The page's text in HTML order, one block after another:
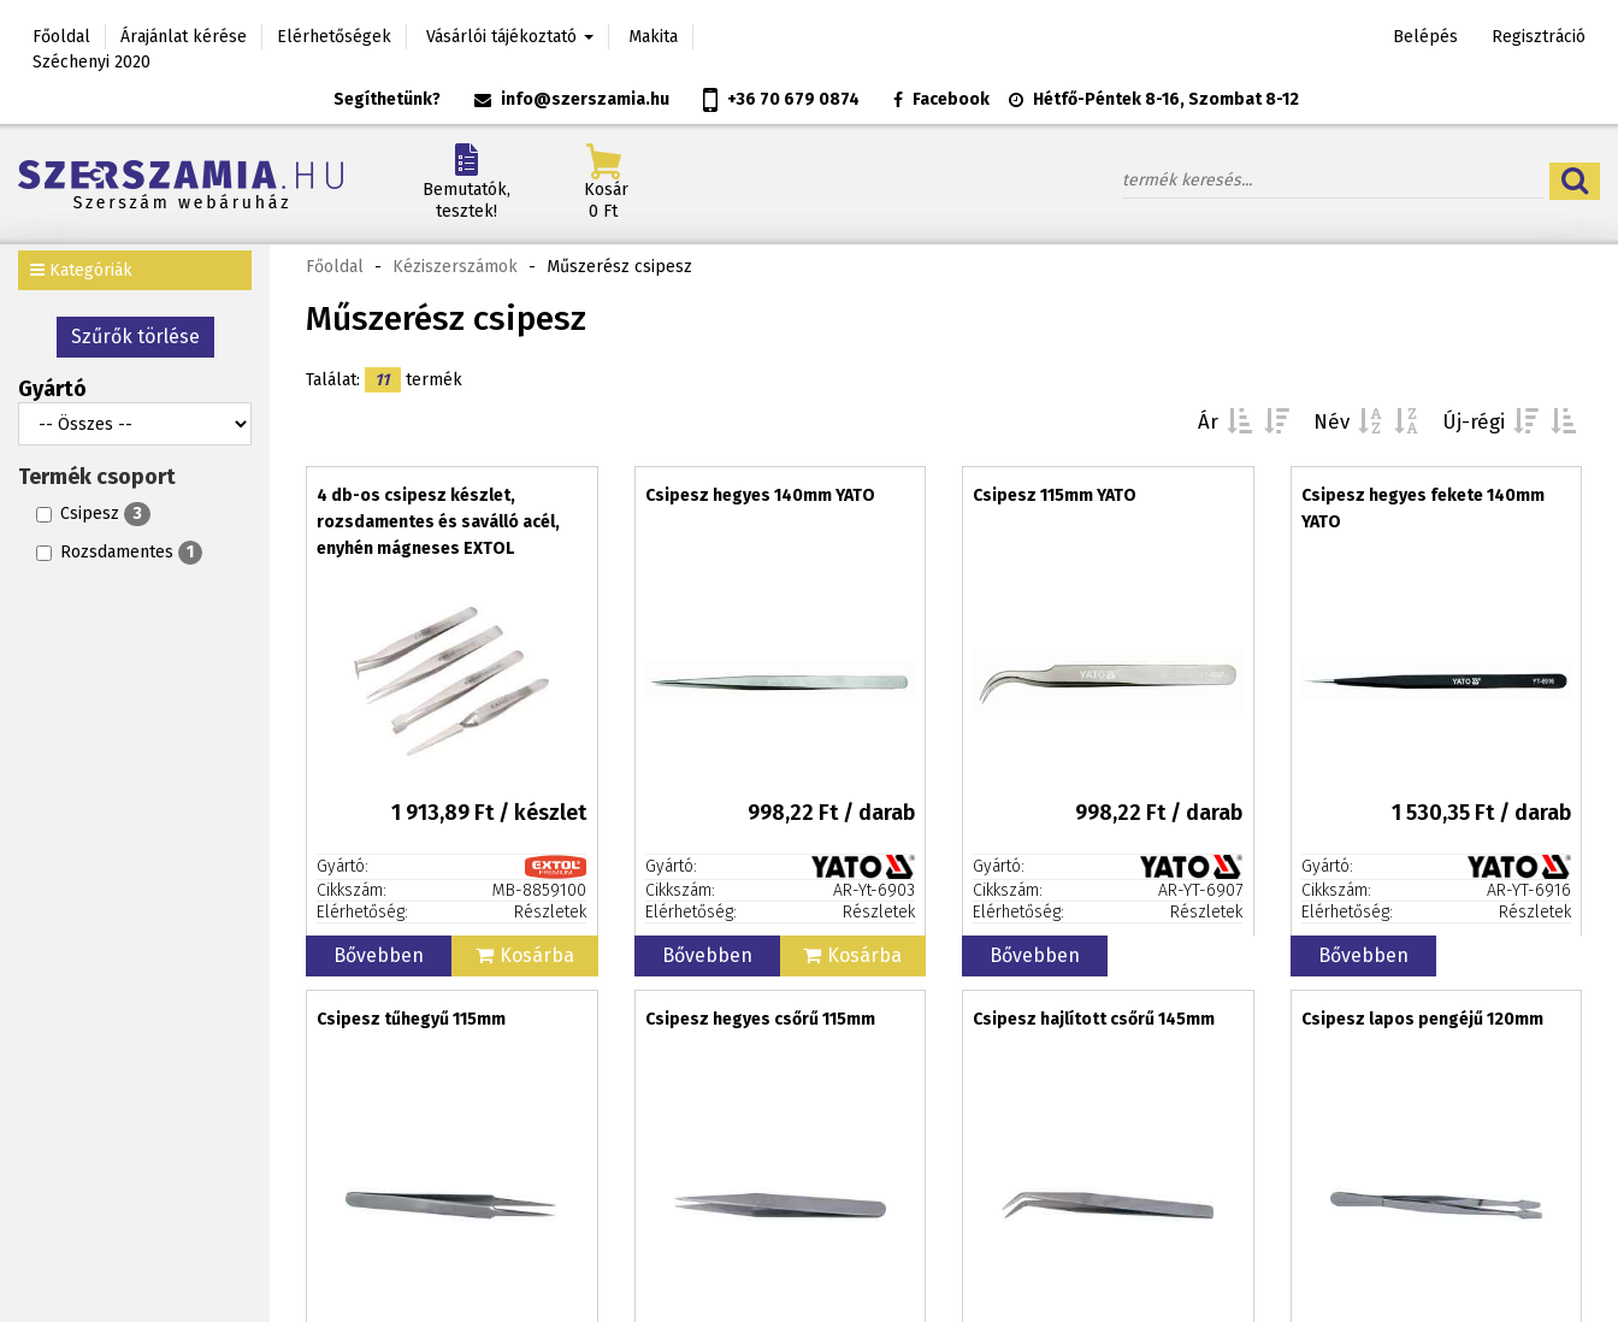
Főoldal Árajánlat kérése Elérhetőségek Vásárlói tájékoztató
Makita
Széchenyi 2020
Belépés Regisztráció
Segíthetünk? info@szerszamia.hu +36 70 679 0874 Facebook Hétfő-Péntek 8-16, Szombat 8-12
Bemutatók,
tesztek!
Kosár
0 Ft
Kategóriák
Szűrők törlése
Gyártó
Termék csoport
Csipesz
3
Rozsdamentes
1
Főoldal - Kéziszerszámok - Műszerész csipesz
Műszerész csipesz
Találat: 11 termék
Ár Név Új-régi
4 db-os csipesz készlet,
rozsdamentes és saválló acél,
enyhén mágneses EXTOL
1 913,89 Ft / készlet
Gyártó:
Cikkszám:
MB-8859100
Elérhetőség:
Részletek
Bővebben Kosárba
Csipesz hegyes 140mm YATO
998,22 Ft / darab
Gyártó:
Cikkszám:
AR-Yt-6903
Elérhetőség:
Részletek
Bővebben Kosárba
Csipesz 115mm YATO
998,22 Ft / darab
Gyártó:
Cikkszám:
AR-YT-6907
Elérhetőség:
Részletek
Bővebben
Csipesz hegyes fekete 140mm
YATO
1 530,35Ft / darab
Gyártó:
Cikkszám:
AR-YT-6916
Elérhetőség:
Részletek
Bővebben
Csipesz tűhegyű 115mm Csipesz hegyes csőrű 115mm Csipesz hajlított csőrű 145mm Csipesz lapos pengéjű 120mm